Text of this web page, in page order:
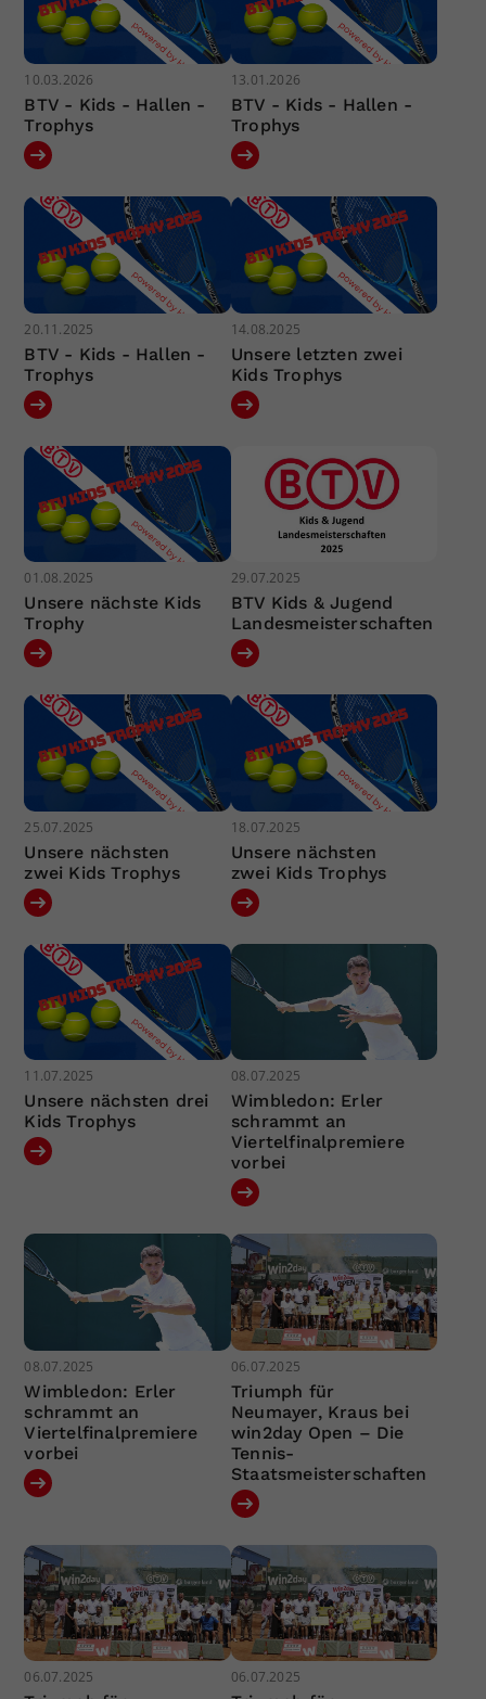
10.03.2026
BTV - Kids - Hallen -
Trophys
13.01.2026
BTV - Kids - Hallen -
Trophys
20.11.2025
BTV - Kids - Hallen -
Trophys
14.08.2025
Unsere letzten zwei
Kids Trophys
01.08.2025
Unsere nächste Kids
Trophy
29.07.2025
BTV Kids & Jugend
Landesmeisterschaften
25.07.2025
Unsere nächsten
zwei Kids Trophys
18.07.2025
Unsere nächsten
zwei Kids Trophys
11.07.2025
Unsere nächsten drei
Kids Trophys
08.07.2025
Wimbledon: Erler
schrammt an
Viertelfinalpremiere
vorbei
08.07.2025
Wimbledon: Erler
schrammt an
Viertelfinalpremiere
vorbei
06.07.2025
Triumph für
Neumayer, Kraus bei
win2day Open – Die
Tennis-
Staatsmeisterschaften
06.07.2025 06.07.2025